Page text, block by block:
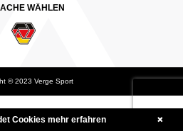
WÄHLEN
© 2023 Verge Sport
Cookies mehr erfahren